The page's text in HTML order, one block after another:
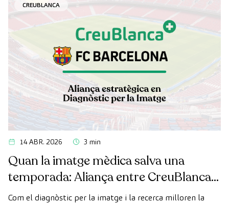
CREUBLANCA
14 ABR. 2026 3 min
Quan la imatge mèdica salva una
temporada: Aliança entre CreuBlanca i
el FC Barcelona
Com el diagnòstic per la imatge i la recerca milloren la